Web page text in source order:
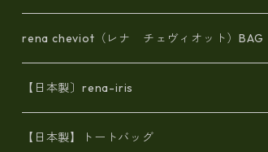
rena cheviot（レナ チェヴィオット）BAG
【日本製〕rena-iris
エナメル（パテント）レザー
【日本製】トートバッグ